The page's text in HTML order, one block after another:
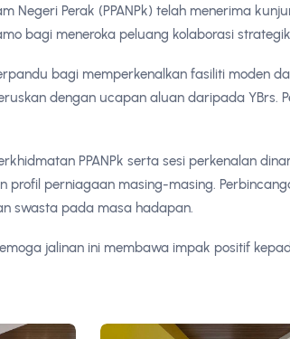
Negeri Perak (PPANPk) telah menerima
bagi meneroka peluang kolaborasi
bagi memperkenalkan fasiliti moden
dengan ucapan aluan daripada YBrs.
PPANPk serta sesi perkenalan
perniagaan masing-masing.
swasta pada masa hadapan.
jalinan ini membawa impak positif